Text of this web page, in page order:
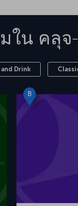
ใน คลุจ
and Drink
B